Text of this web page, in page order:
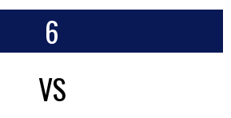
6
VS